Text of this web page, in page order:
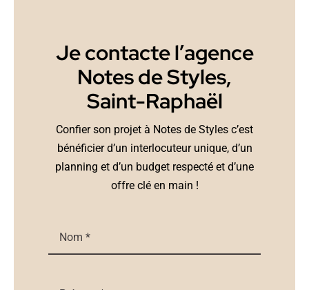
Je contacte l’agence
Notes de Styles,
Saint-Raphaël
Confier son projet à Notes de Styles c’est
bénéficier d’un interlocuteur unique, d’un
planning et d’un budget respecté et d’une
offre clé en main !